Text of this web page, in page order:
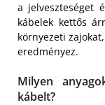
a jelveszteséget
kábelek kettős
környezeti
eredményez.
Milyen
kábelt?